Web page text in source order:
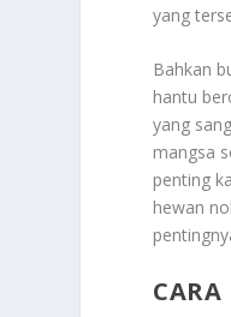
yang
Bahkan
hantu
yang
mangsa
penting
hewan